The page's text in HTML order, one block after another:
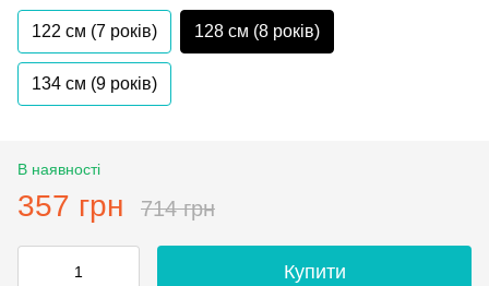
122 см (7 років) 128 см (8 років)
134 см (9 років)
В наявності
357 грн 714 грн
Купити